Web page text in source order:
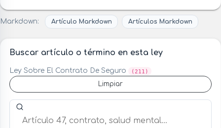
Markdown: Artículo Markdown Artículos Markdown
Buscar artículo o término en esta ley
Ley Sobre El Contrato De Seguro (211)
Limpiar
Buscar artículo o término en esta ley